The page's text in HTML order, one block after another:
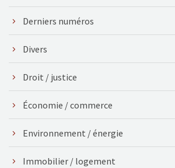
Derniers numéros
Divers
Droit / justice
Économie / commerce
Environnement / énergie
Immobilier / logement